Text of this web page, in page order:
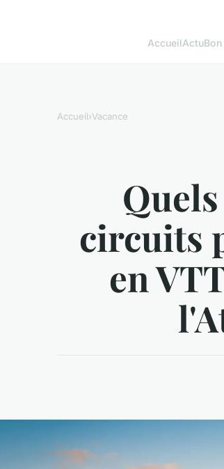
AccueilActu
Accueil›Vacance
circuits
en